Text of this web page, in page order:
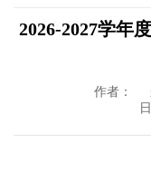
2026-2027学年
作者：